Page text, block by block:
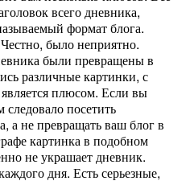
всего дневника,
формат блога.
было неприятно.
были превращены в
различные картинки, с
плюсом. Если вы
следовало посетить
а не превращать ваш блог в
картинка в подобном
не украшает дневник.
дня. Есть серьезные,